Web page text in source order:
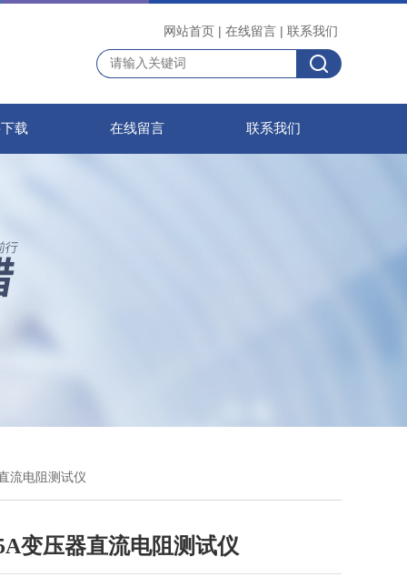
网站首页 | 在线留言 | 联系我们
载 在线留言 联系我们
流电阻测试仪
变压器直流电阻测试仪